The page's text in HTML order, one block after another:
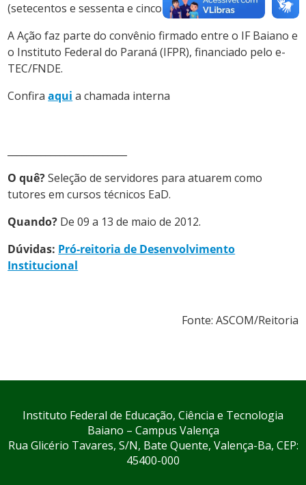
(setecentos e sessenta e cinco reais).
A Ação faz parte do convênio firmado entre o IF Baiano e
o Instituto Federal do Paraná (IFPR), financiado pelo e-
TEC/FNDE.
Confiraaqui a chamada interna
O quê?Seleção de servidores para atuarem como
tutores em cursos técnicos EaD.
Quando? De 09 a 13 de maio de 2012.
Dúvidas: Pró-reitoria de Desenvolvimento
Institucional
Fonte: ASCOM/Reitoria
Instituto Federal de Educação, Ciência e Tecnologia
Baiano – Campus Valença
Rua Glicério Tavares, S/N, Bate Quente, Valença-Ba, CEP:
45400-000